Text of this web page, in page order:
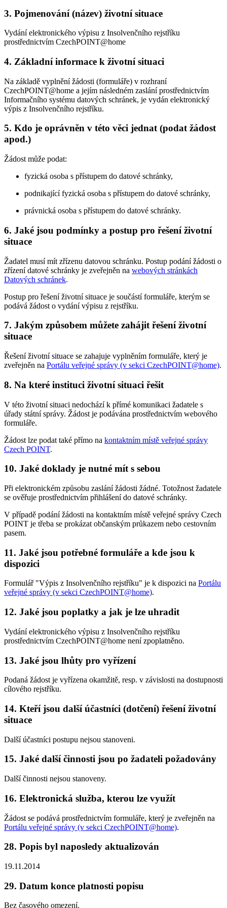
3. Pojmenování (název) životní situace
Vydání elektronického výpisu z Insolvenčního rejstříku
prostřednictvím CzechPOINT@home
4. Základní informace k životní situaci
Na základě vyplnění žádosti (formuláře) v rozhraní
CzechPOINT@home a jejím následném zaslání prostřednictvím
Informačního systému datových schránek, je vydán elektronický
výpis z Insolvenčního rejstříku.
5. Kdo je oprávněn v této věci jednat (podat žádost
apod.)
Žádost může podat:
fyzická osoba s přístupem do datové schránky,
podnikající fyzická osoba s přístupem do datové schránky,
právnická osoba s přístupem do datové schránky.
6. Jaké jsou podmínky a postup pro řešení životní
situace
Žadatel musí mít zřízenu datovou schránku. Postup podání žádosti o
zřízení datové schránky je zveřejněn na webových stránkách
Datových schránek.
Postup pro řešení životní situace je součástí formuláře, kterým se
podává žádost o vydání výpisu z rejstříku.
7. Jakým způsobem můžete zahájit řešení životní
situace
Řešení životní situace se zahajuje vyplněním formuláře, který je
zveřejněn na Portálu veřejné správy (v sekci CzechPOINT@home).
8. Na které instituci životní situaci řešit
V této životní situaci nedochází k přímé komunikaci žadatele s
úřady státní správy. Žádost je podávána prostřednictvím webového
formuláře.
Žádost lze podat také přímo na kontaktním místě veřejné správy
Czech POINT.
10. Jaké doklady je nutné mít s sebou
Při elektronickém způsobu zaslání žádosti žádné. Totožnost žadatele
se ověřuje prostřednictvím přihlášení do datové schránky.
V případě podání žádosti na kontaktním místě veřejné správy Czech
POINT je třeba se prokázat občanským průkazem nebo cestovním
pasem.
11. Jaké jsou potřebné formuláře a kde jsou k
dispozici
Formulář "Výpis z Insolvenčního rejstříku" je k dispozici na Portálu
veřejné správy (v sekci CzechPOINT@home).
12. Jaké jsou poplatky a jak je lze uhradit
Vydání elektronického výpisu z Insolvenčního rejstříku
prostřednictvím CzechPOINT@home není zpoplatněno.
13. Jaké jsou lhůty pro vyřízení
Podaná žádost je vyřízena okamžitě, resp. v závislosti na dostupnosti
cílového rejstříku.
14. Kteří jsou další účastníci (dotčení) řešení životní
situace
Další účastníci postupu nejsou stanoveni.
15. Jaké další činnosti jsou po žadateli požadovány
Další činnosti nejsou stanoveny.
16. Elektronická služba, kterou lze využít
Žádost se podává prostřednictvím formuláře, který je zveřejněn na
Portálu veřejné správy (v sekci CzechPOINT@home).
28. Popis byl naposledy aktualizován
19.11.2014
29. Datum konce platnosti popisu
Bez časového omezení.